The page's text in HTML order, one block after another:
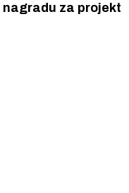
nagradu za projekt